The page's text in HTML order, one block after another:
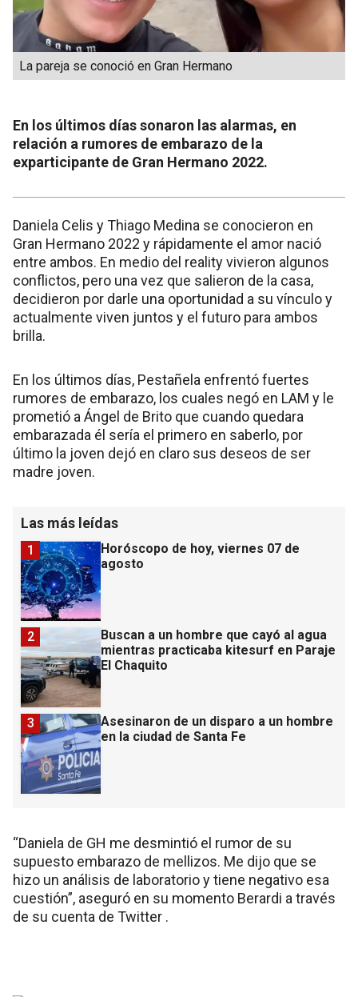
La pareja se conoció en Gran Hermano
En los últimos días sonaron las alarmas, en
relación a rumores de embarazo de la
exparticipante de Gran Hermano 2022.
Daniela Celis y Thiago Medina se conocieron en
Gran Hermano 2022 y rápidamente el amor nació
entre ambos. En medio del reality vivieron algunos
conflictos, pero una vez que salieron de la casa,
decidieron por darle una oportunidad a su vínculo y
actualmente viven juntos y el futuro para ambos
brilla.
En los últimos días, Pestañela enfrentó fuertes
rumores de embarazo, los cuales negó en LAM y le
prometió a Ángel de Brito que cuando quedara
embarazada él sería el primero en saberlo, por
último la joven dejó en claro sus deseos de ser
madre joven.
Las más leídas
Horóscopo de hoy, viernes 07 de
agosto
1
Buscan a un hombre que cayó al agua
mientras practicaba kitesurf en Paraje
El Chaquito
2
Asesinaron de un disparo a un hombre
en la ciudad de Santa Fe
3
“Daniela de GH me desmintió el rumor de su
supuesto embarazo de mellizos. Me dijo que se
hizo un análisis de laboratorio y tiene negativo esa
cuestión”, aseguró en su momento Berardi a través
de su cuenta de Twitter .